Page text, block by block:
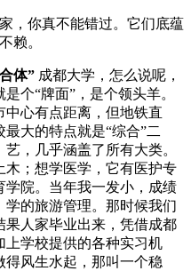
，你真不能错过。它们底蕴
赖。
体” 成都大学，怎么说呢，
个“牌面”，是个领头羊。
心有点距离，但地铁直
大的特点就是“综合”二
，几乎涵盖了所有大类。
；想学医学，它有医护专
学院。当年我一发小，成绩
的旅游管理。那时候我们
人家毕业出来，凭借成都
上学校提供的各种实习机
风生水起，那叫一个稳